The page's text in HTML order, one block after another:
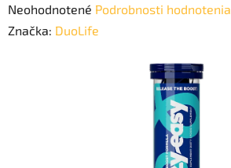
Priemerné
hodnotenie
Neohodnotené Podrobnosti hodnotenia
Značka: DuoLife